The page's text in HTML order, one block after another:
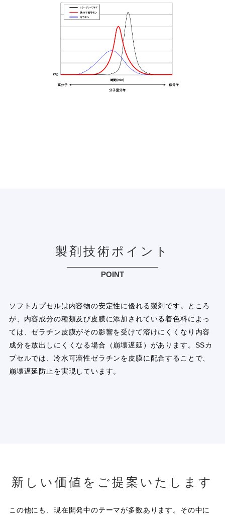
製剤技術ポイント
POINT
ソフトカプセルは内容物の安定性に優れる製剤です。ところ
が、内容成分の種類及び皮膜に添加されている着色料によっ
ては、ゼラチン皮膜がその影響を受けて溶けにくくなり内容
成分を放出しにくくなる場合（崩壊遅延）があります。SSカ
プセルでは、冷水可溶性ゼラチンを皮膜に配合することで、
崩壊遅延防止を実現しています。
新しい価値をご提案いたします
この他にも、現在開発中のテーマが多数あります。その中に